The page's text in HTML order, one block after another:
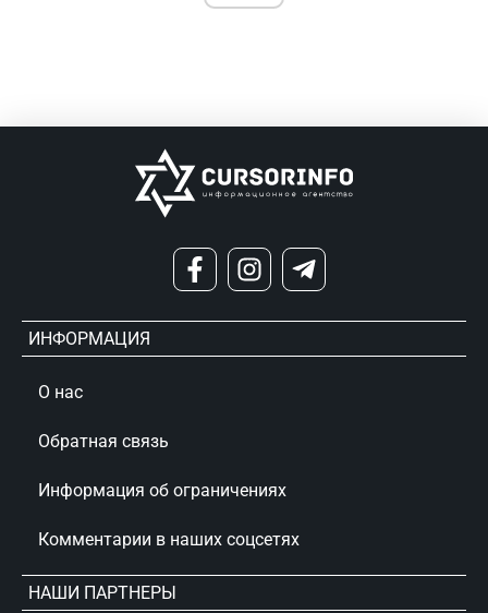
ИНФОРМАЦИЯ
О нас
Обратная связь
Информация об ограничениях
Комментарии в наших соцсетях
НАШИ ПАРТНЕРЫ